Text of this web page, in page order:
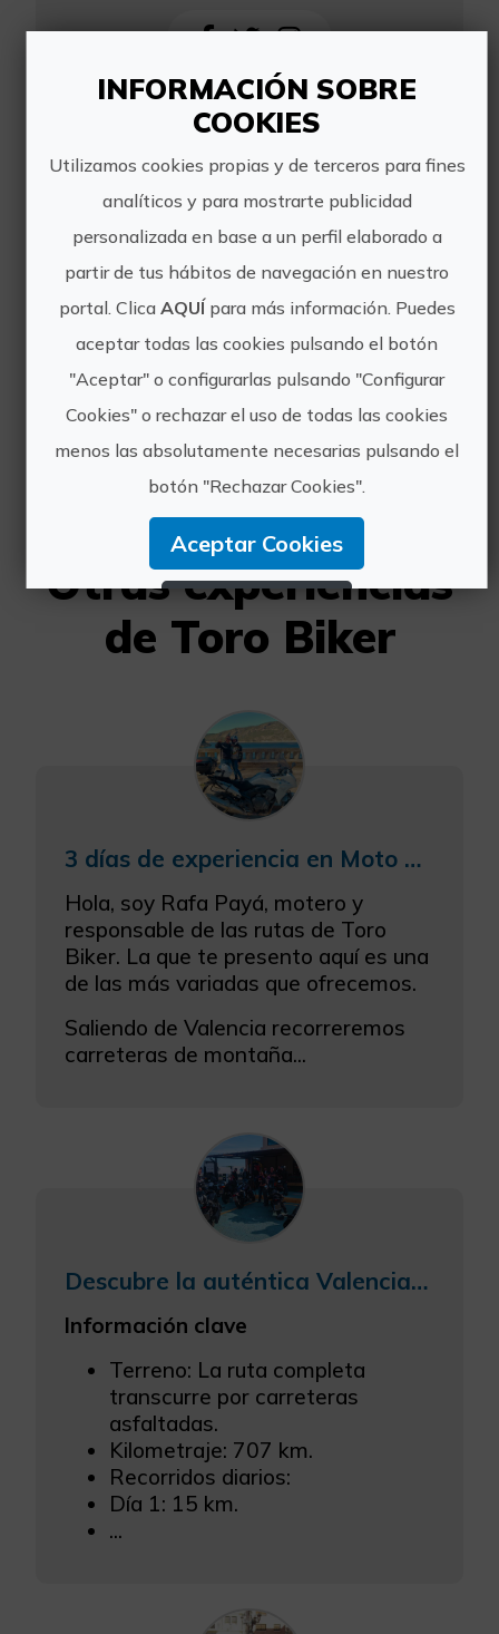
Agencia de turismo especializada en
rutas guiadas en moto por la Comunidad
Valenciana.
rose-of-the-region-of-valencia-an-
epic-motorcycle-journey
https://torobiker.com/
+34625382578
Otras experiencias
de Toro Biker
3 días de experiencia en Moto Valencia-Denia: gastronomía y música
Hola, soy Rafa Payá, motero y
responsable de las rutas de Toro
Biker. La que te presento aquí es una
de las más variadas que ofrecemos.
Saliendo de Valencia recorreremos
carreteras de montaña...
Descubre la auténtica Valencia en moto guiada (3 días)
Información clave
Terreno: La ruta completa
transcurre por carreteras
asfaltadas.
Kilometraje: 707 km.
Recorridos diarios:
Día 1: 15 km.
...
INFORMACIÓN SOBRE
COOKIES
Utilizamos cookies propias y de terceros para fines
analíticos y para mostrarte publicidad
personalizada en base a un perfil elaborado a
partir de tus hábitos de navegación en nuestro
portal. Clica AQUÍpara más información. Puedes
aceptar todas las cookies pulsando el botón
"Aceptar" o configurarlas pulsando "Configurar
Cookies" o rechazar el uso de todas las cookies
menos las absolutamente necesarias pulsando el
botón "Rechazar Cookies".
Aceptar Cookies
Rechazar Cookies
Configurar Cookies